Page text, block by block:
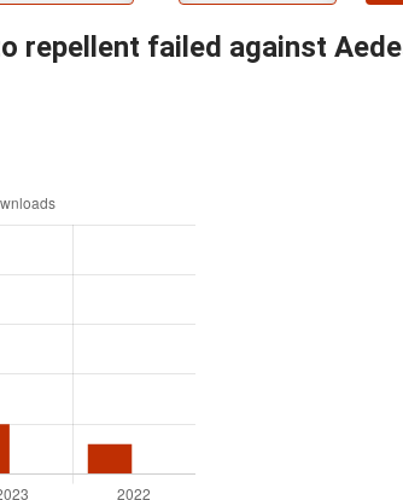
repellent failed against